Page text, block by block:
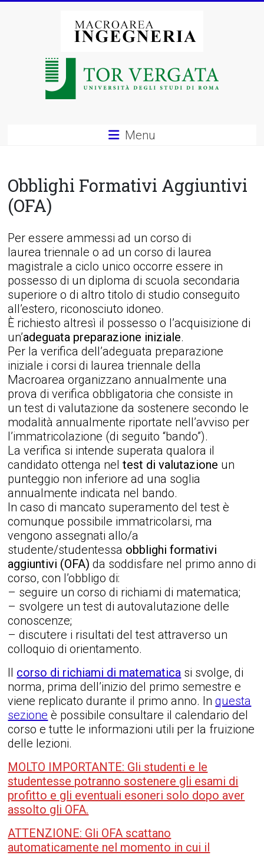
Macroarea
degli
Studi
di
Roma
Tor
Vergata
Menu
Obblighi Formativi Aggiuntivi
(OFA)
Per essere ammessi ad un corso di
laurea triennale o ad un corso di laurea
magistrale a ciclo unico occorre essere in
possesso di un diploma di scuola secondaria
superiore o di altro titolo di studio conseguito
all’estero, riconosciuto idoneo.
È richiesto altresì il possesso o l’acquisizione di
un’adeguata preparazione iniziale.
Per la verifica dell’adeguata preparazione
iniziale i corsi di laurea triennale della
Macroarea organizzano annualmente una
prova di verifica obbligatoria che consiste in
un test di valutazione da sostenere secondo le
modalità annualmente riportate nell’avviso per
l’immatricolazione (di seguito “bando”).
La verifica si intende superata qualora il
candidato ottenga neltest di valutazione un
punteggio non inferiore ad una soglia
annualmente indicata nel bando.
In caso di mancato superamento del test è
comunque possibile immatricolarsi, ma
vengono assegnati allo/a
studente/studentessa obblighi formativi
aggiuntivi (OFA) da soddisfare nel primo anno di
corso, con l’obbligo di:
– seguire un corso di richiami di matematica;
– svolgere un test di autovalutazione delle
conoscenze;
– discutere i risultati del test attraverso un
colloquio di orientamento.
Il corso di richiami di matematica si svolge, di
norma, prima dell’inizio del primo semestre e
viene replicato durante il primo anno. Inquesta
sezione è possibile consultare il calendario del
corso e tutte le informazioni utili per la fruizione
delle lezioni.
MOLTO IMPORTANTE: Gli studenti e le
studentesse potranno sostenere gli esami di
profitto e gli eventuali esoneri solo dopo aver
assolto gli OFA.
ATTENZIONE: Gli OFA scattano
automaticamente nel momento in cui il